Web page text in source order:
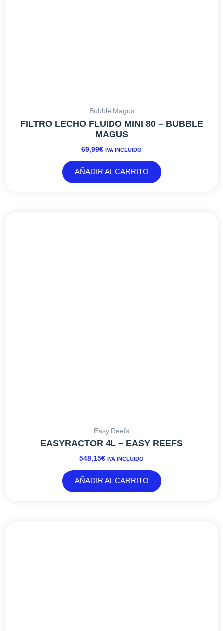
Bubble Magus
FILTRO LECHO FLUIDO MINI 80 – BUBBLE
MAGUS
69,99€ IVA INCLUIDO
AÑADIR AL CARRITO
Easy Reefs
EASYRACTOR 4L – EASY REEFS
548,15€ IVA INCLUIDO
AÑADIR AL CARRITO